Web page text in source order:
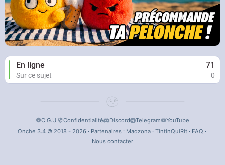
En ligne 71
Sur ce sujet 0
C.G.U. Confidentialité Discord Telegram
YouTube
Onche 3.4 © 2018 - 2026 · Partenaires : Madzona· TintinQuiRit· FAQ ·
Nous contacter